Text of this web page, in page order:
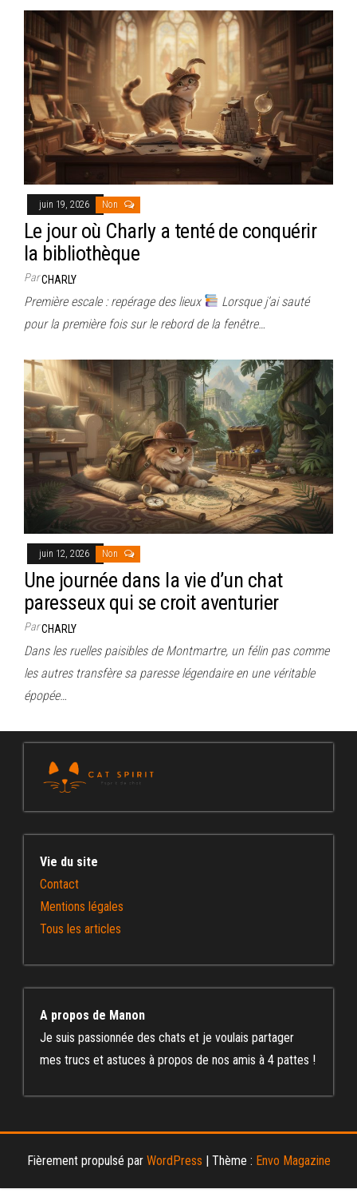
juin 19, 2026 Non
Le jour où Charly a tenté de conquérir
la bibliothèque
ParCHARLY
Première escale : repérage des lieux
Lorsque j’ai sauté
pour la première fois sur le rebord de la fenêtre…
juin 12, 2026 Non
Une journée dans la vie d’un chat
paresseux qui se croit aventurier
ParCHARLY
Dans les ruelles paisibles de Montmartre, un félin pas comme
les autres transfère sa paresse légendaire en une véritable
épopée…
Vie du site
Contact
Mentions légales
Tous les articles
A propos de Manon
Je suis passionnée des chats et je voulais partager
mes trucs et astuces à propos de nos amis à 4 pattes !
Fièrement propulsé par WordPress | Thème : Envo Magazine